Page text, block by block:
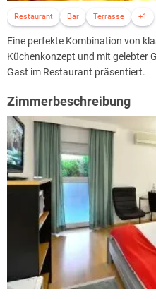
Restaurant Bar Terrasse +1
Eine perfekte Kombination von
Küchenkonzept und mit gelebter
Gast im Restaurant präsentiert.
Zimmerbeschreibung